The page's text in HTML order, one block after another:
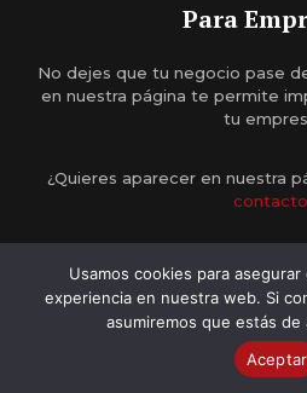
Para
No dejes que tu negocio pase
en nuestra página te permite
tu
¿Quieres aparecer en nuestra
contacto
2026 © AbaDirectorio •
Usamos cookies para
experiencia en nuestra web. Si
asumiremos que estás de
Aceptar